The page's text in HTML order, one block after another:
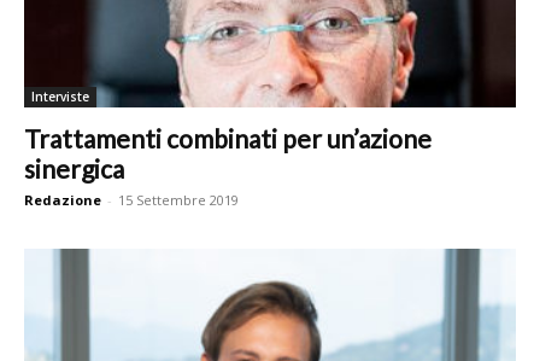
Interviste
Trattamenti combinati per un’azione
sinergica
Redazione - 15 Settembre 2019